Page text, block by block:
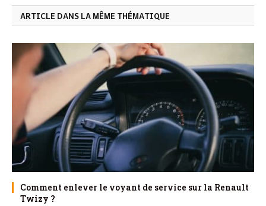
ARTICLE DANS LA MÊME THÉMATIQUE
Comment enlever le voyant de service sur la Renault
Twizy ?